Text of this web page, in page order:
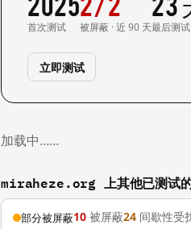
首次测试 被屏蔽 · 近 90 天最后测试
立即测试
加载中……
miraheze.org 上其他已测试
部分被屏蔽10 被屏蔽24 间歇性受